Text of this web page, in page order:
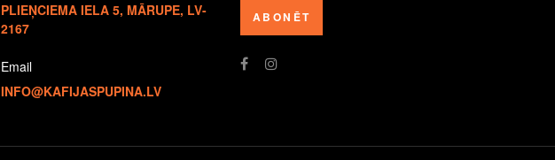
PLIEŅCIEMA IELA 5, MĀRUPE, LV-
2167
Email
INFO@KAFIJASPUPINA.LV
ABONĒT